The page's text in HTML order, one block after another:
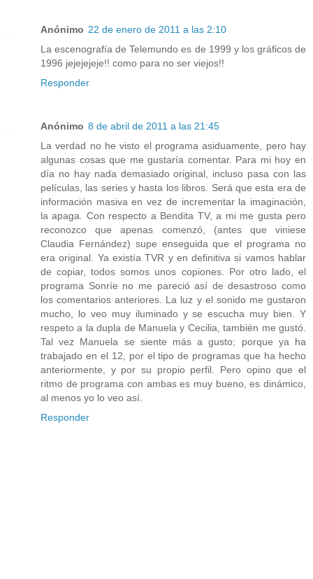
Anónimo 22 de enero de 2011 a las 2:10
La escenografía de Telemundo es de 1999 y los gráficos de
1996 jejejejeje!! como para no ser viejos!!
Responder
Anónimo 8 de abril de 2011 a las 21:45
La verdad no he visto el programa asiduamente, pero hay
algunas cosas que me gustaría comentar. Para mi hoy en
día no hay nada demasiado original, incluso pasa con las
películas, las series y hasta los libros. Será que esta era de
información masiva en vez de incrementar la imaginación,
la apaga. Con respecto a Bendita TV, a mi me gusta pero
reconozco que apenas comenzó, (antes que viniese
Claudia Fernández) supe enseguida que el programa no
era original. Ya existía TVR y en definitiva si vamos hablar
de copiar, todos somos unos copiones. Por otro lado, el
programa Sonríe no me pareció así de desastroso como
los comentarios anteriores. La luz y el sonido me gustaron
mucho, lo veo muy iluminado y se escucha muy bien. Y
respeto a la dupla de Manuela y Cecilia, también me gustó.
Tal vez Manuela se siente más a gusto; porque ya ha
trabajado en el 12, por el tipo de programas que ha hecho
anteriormente, y por su propio perfil. Pero opino que el
ritmo de programa con ambas es muy bueno, es dinámico,
al menos yo lo veo así.
Responder